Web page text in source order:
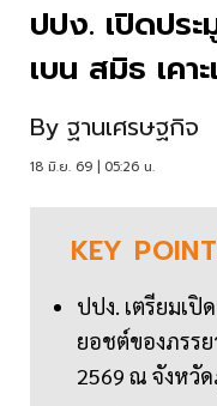
ปปง. เปิดปร
เบน สมิธ เค
By ฐานเศรษฐกิจ
18 มิ.ย. 69 | 05:26 น.
KEY
ปปง. เตรียมเปิ
ยอชต์ของภรร
2569 ณ จังหวัด